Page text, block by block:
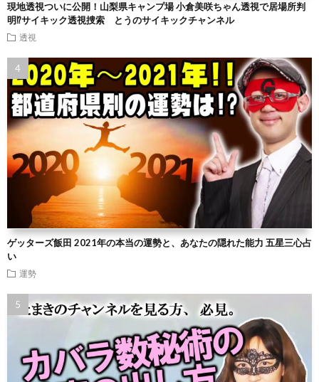
現地透視ついに公開！山梨県キャンプ場 小倉美咲ちゃん透視で居場所判
明⁉︎サイキック透視捜索 とうのサイキックチャンネル
透視
ゲッターズ飯田 2021年の本当の運勢と、あなたの隠れた能力 五星三心占
い
運勢